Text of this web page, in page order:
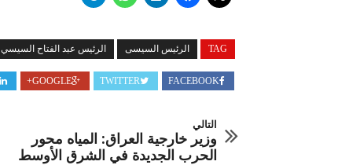
TAG الرئيس السيسى الرئيس عبد الفتاح السيسي
FACEBOOK
TWITTER
GOOGLE+
التالي
وزير خارجية العراق: المياه محور
الحرب الجديدة في الشرق الأوسط